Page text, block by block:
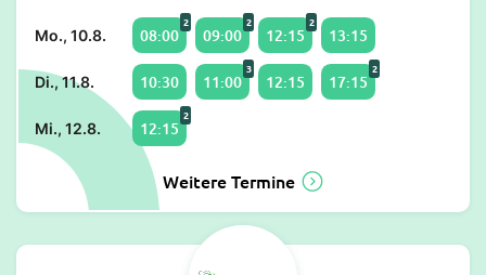
Mo., 10.8. 08:00
2
09:00
2
12:15
2
13:15
Di., 11.8. 10:30 11:00
3
12:15 17:15
2
Mi., 12.8. 12:15
2
Weitere Termine